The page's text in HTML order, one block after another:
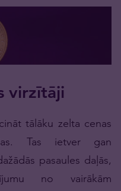
virzītāji
tālāku zelta cenas
Tas ietver gan
pasaules daļās,
no vairākām